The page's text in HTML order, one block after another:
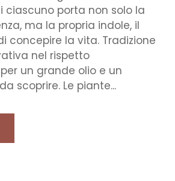
ciascuno porta non solo la
ma la propria indole, il
concepire la vita. Tradizione
nel rispetto
un grande olio e un
scoprire. Le piante...